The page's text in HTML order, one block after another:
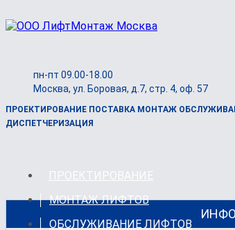
пн-пт 09.00-18.00
Москва, ул. Боровая, д.7, стр. 4, оф. 57
ПРОЕКТИРОВАНИЕ ПОСТАВКА МОНТАЖ
ДИСПЕТЧЕРИЗАЦИЯ
ПРОЕКТИРОВАНИЕ
МОНТАЖ ЛИФТОВ
ОБСЛУЖИВАНИЕ ЛИФТОВ